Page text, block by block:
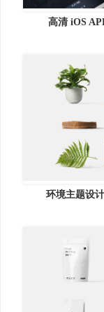
高清 iOS
环境主题设